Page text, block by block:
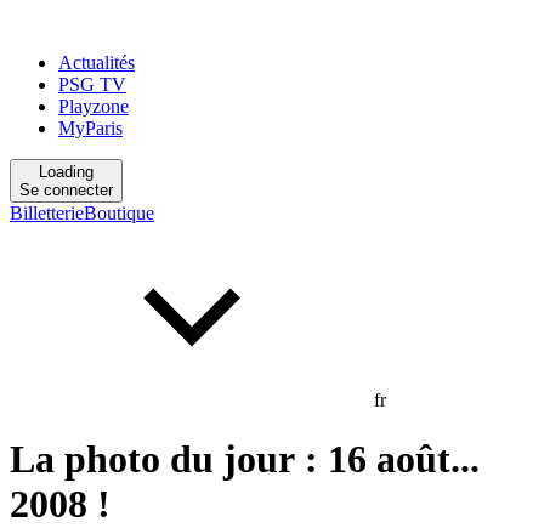
Actualités
PSG TV
Playzone
MyParis
Loading
Se connecter
BilletterieBoutique
fr
La photo du jour : 16 août...
2008 !